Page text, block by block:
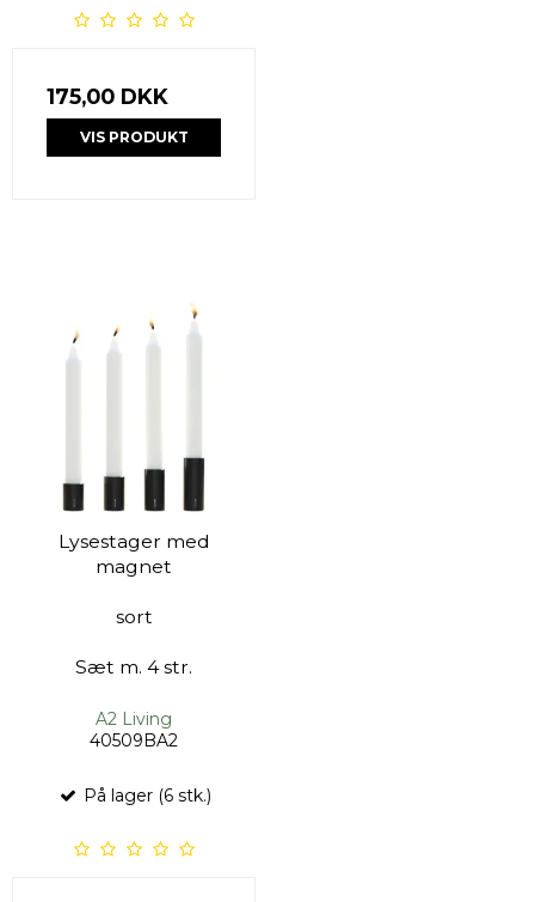
175,00 DKK
VIS PRODUKT
Lysestager med
magnet
sort
Sæt m. 4 str.
A2 Living
40509BA2
På lager (6 stk.)